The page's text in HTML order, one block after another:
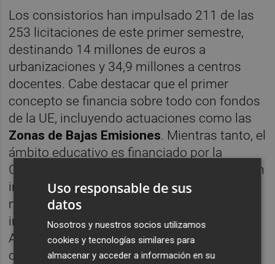
Los consistorios han impulsado 211 de las
253 licitaciones de este primer semestre,
destinando 14 millones de euros a
urbanizaciones y 34,9 millones a centros
docentes. Cabe destacar que el primer
concepto se financia sobre todo con fondos
de la UE, incluyendo actuaciones como las
Zonas de Bajas Emisiones. Mientras tanto, el
ámbito educativo es financiado por la
Generalitat Valenciana, aunque las obras son
impulsadas por los ayuntamientos en el
marco delPla Edificant
inversión compute como municipal.
Además, se suman 28 millones de euros en
otras actuaciones urbanas también
Uso responsable de sus
datos
Nosotros y nuestros socios utilizamos
cookies y tecnologías similares para
almacenar y acceder a información en su